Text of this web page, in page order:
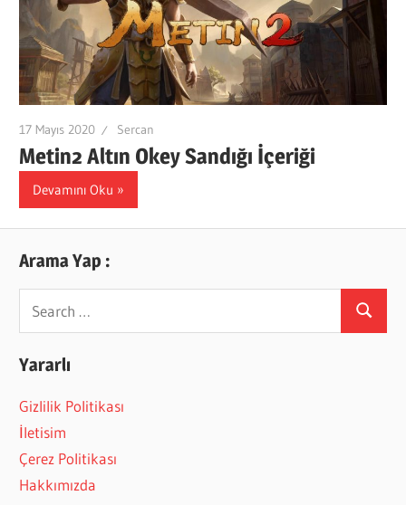
17 Mayıs 2020 Sercan
Metin2 Altın Okey Sandığı İçeriği
Devamını Oku
Arama Yap :
Search
Yararlı
Gizlilik Politikası
İletisim
Çerez Politikası
Hakkımızda